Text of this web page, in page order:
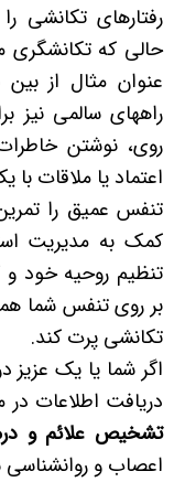
رفتارهای تکانشی
حالی که
عنوان مثال از
راههای سالمی نیز
روی، نوشتن
اعتماد یا ملاقات با
تنفس عمیق را
کمک به مدیریت
تنظیم روحیه خود
بر روی تنفس شما
تکانشی پرت کند.
اگر شما یا یک عزیز
دریافت اطلاعات در
تشخیص علائم و
اعصاب و روانشناسی